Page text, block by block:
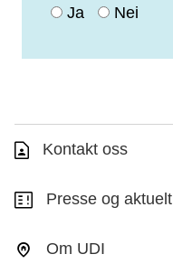
Ja Nei
Kontakt oss
Presse og aktuelt
Om UDI